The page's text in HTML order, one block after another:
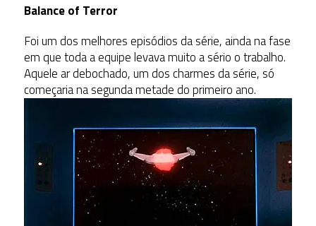
Balance of Terror
Foi um dos melhores episódios da série, ainda na fase
em que toda a equipe levava muito a sério o trabalho.
Aquele ar debochado, um dos charmes da série, só
começaria na segunda metade do primeiro ano.